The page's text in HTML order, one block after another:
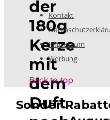
der
180g
Kerze
mit
dem
Duft
Kontakt
Impressum
Werbung
Back to top
Sonder